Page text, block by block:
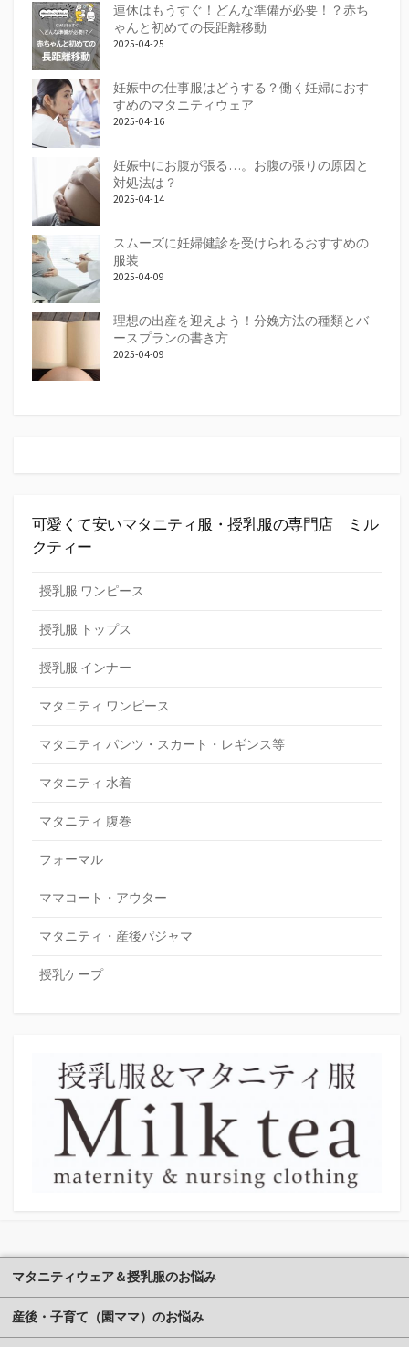
連休はもうすぐ！どんな準備が必要！？赤ち
ゃんと初めての長距離移動
2025-04-25
妊娠中の仕事服はどうする？働く妊婦におす
すめのマタニティウェア
2025-04-16
妊娠中にお腹が張る…。お腹の張りの原因と
対処法は？
2025-04-14
スムーズに妊婦健診を受けられるおすすめの
服装
2025-04-09
理想の出産を迎えよう！分娩方法の種類とバ
ースプランの書き方
2025-04-09
可愛くて安いマタニティ服・授乳服の専門店 ミル
クティー
授乳服 ワンピース
授乳服 トップス
授乳服 インナー
マタニティ ワンピース
マタニティ パンツ・スカート・レギンス等
マタニティ 水着
マタニティ 腹巻
フォーマル
ママコート・アウター
マタニティ・産後パジャマ
授乳ケープ
マタニティウェア＆授乳服のお悩み
産後・子育て（園ママ）のお悩み